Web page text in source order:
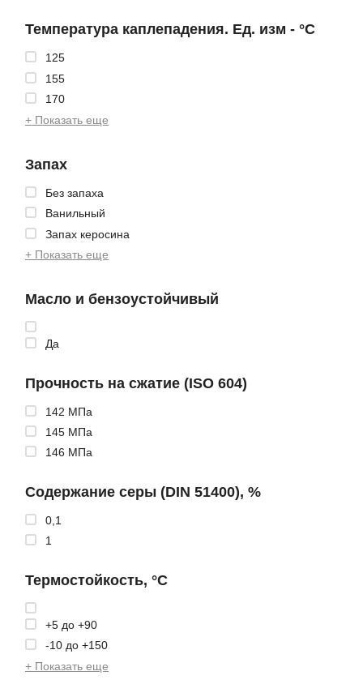
Температура каплепадения. Ед. изм - °C
125
155
170
+ Показать еще
Запах
Без запаха
Ванильный
Запах керосина
+ Показать еще
Масло и бензоустойчивый
Да
Прочность на сжатие (ISO 604)
142 МПа
145 МПа
146 МПа
Содержание серы (DIN 51400), %
0,1
1
Термостойкость, °C
+5 до +90
-10 до +150
+ Показать еще